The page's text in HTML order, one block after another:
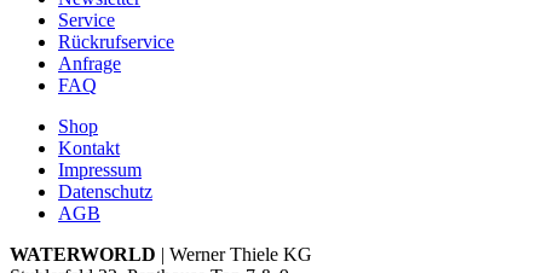
Service
Rückrufservice
Anfrage
FAQ
Shop
Kontakt
Impressum
Datenschutz
AGB
WATERWORLD | Werner Thiele KG